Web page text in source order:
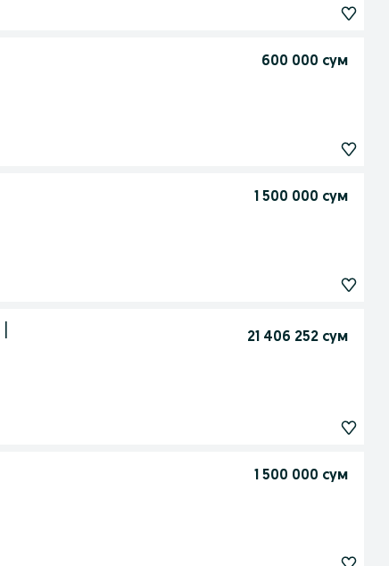
600 000 сум
1 500 000 сум
21 406 252 сум
1 500 000 сум